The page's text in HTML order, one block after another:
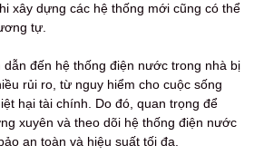
xây dựng các hệ thống mới cũng có thể
tự.
đến hệ thống điện nước trong nhà bị
rủi ro, từ nguy hiểm cho cuộc sống
hại tài chính. Do đó, quan trọng để
xuyên và theo dõi hệ thống điện nước
an toàn và hiệu suất tối đa.